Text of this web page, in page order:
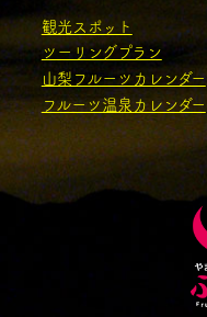
観光スポット
ツーリングプラン
山梨フルーツカレンダー
フルーツ温泉カレンダー